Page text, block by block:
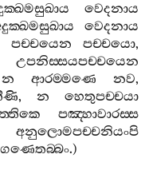
වෙදනාය
වෙදනාය
පච‍්චයෙන පච‍්චයො,
උපනිස‍්සයපච‍්චයෙන
න ආරම‍්මණෙ නව,
, න
හෙතුපච‍්චයා
පඤ‍්හාවාරස‍්ස
අනුලොමපච‍්චනියංපි
ගණෙතබ‍්බං.)